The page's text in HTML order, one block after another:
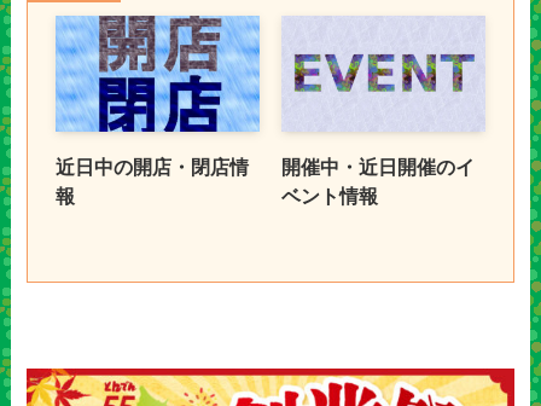
近日中の開店・閉店情
報
開催中・近日開催のイ
ベント情報